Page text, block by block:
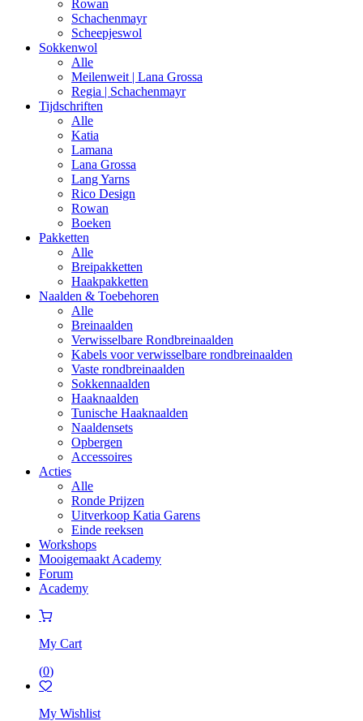
Rowan
Schachenmayr
Scheepjeswol
Sokkenwol
Alle
Meilenweit | Lana Grossa
Regia | Schachenmayr
Tijdschriften
Alle
Katia
Lamana
Lana Grossa
Lang Yarns
Rico Design
Rowan
Boeken
Pakketten
Alle
Breipakketten
Haakpakketten
Naalden & Toebehoren
Alle
Breinaalden
Verwisselbare Rondbreinaalden
Kabels voor verwisselbare rondbreinaalden
Vaste rondbreinaalden
Sokkennaalden
Haaknaalden
Tunische Haaknaalden
Naaldensets
Opbergen
Accessoires
Acties
Alle
Ronde Prijzen
Uitverkoop Katia Garens
Einde reeksen
Workshops
Mooigemaakt Academy
Forum
Academy
My Cart
(0)
My Wishlist